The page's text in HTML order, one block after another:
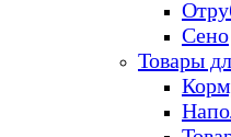
Сено
Товары